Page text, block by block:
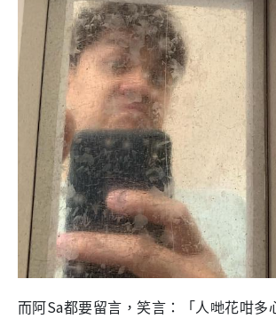
而阿Sa都要留言，笑言：「人哋花咁多